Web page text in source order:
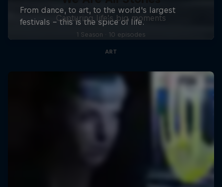
Capturing life’s big moments
1 Season · 10 episodes
ART